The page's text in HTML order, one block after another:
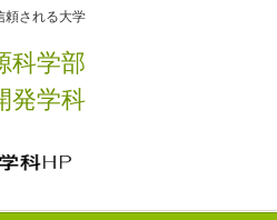
頼される大学
科学部
発学科